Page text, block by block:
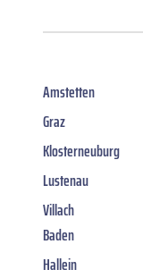
Amstetten
Graz
Klosterneuburg
Lustenau
Villach
Baden
Hallein